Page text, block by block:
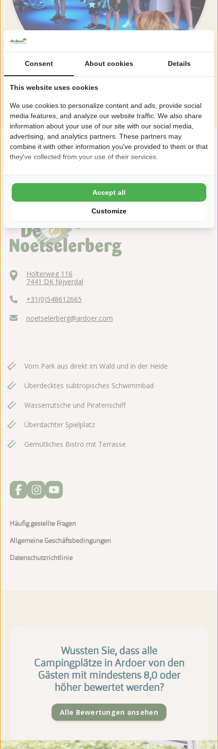
"Einrichtungen des Campingplatzes"
Holterweg 116
7441 DK Nijverdal
+31(0)548612665
noetselerberg@ardoer.com
Vom Park aus direkt im Wald und in der Heide
Überdecktes subtropisches Schwimmbad
Wasserrutsche und Piratenschiff
Überdachter Spielplatz
Gemütliches Bistro mit Terrasse
Häufig gestellte Fragen
Allgemeine Geschäftsbedingungen
Datenschutzrichtlinie
Wussten Sie, dass alle
Campingplätze in Ardoer von den
Gästen mit mindestens 8,0 oder
höher bewertet werden?
Alle Bewertungen ansehen
Consent About cookies Details
This website uses cookies
We use cookies to personalize content and ads, provide social
media features, and analyze our website traffic. We also share
information about your use of our site with our social media,
advertising, and analytics partners. These partners may
combine it with other information you've provided to them or that
they've collected from your use of their services.
Customize
Accept all